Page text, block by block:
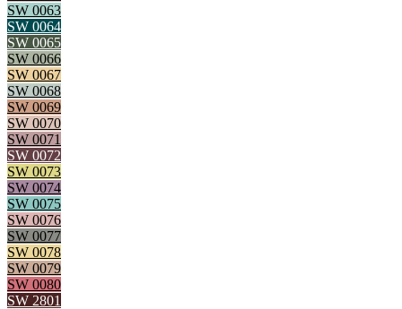
SW 0063
SW 0064
SW 0065
SW 0066
SW 0067
SW 0068
SW 0069
SW 0070
SW 0071
SW 0072
SW 0073
SW 0074
SW 0075
SW 0076
SW 0077
SW 0078
SW 0079
SW 0080
SW 2801